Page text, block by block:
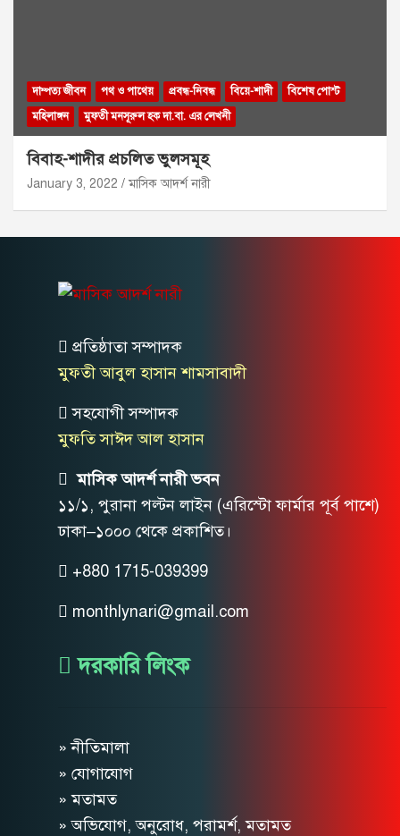
দাম্পত্য জীবন পথ ও পাথেয় প্রবন্ধ-নিবন্ধ বিয়ে-শাদী
বিশেষ পোস্ট
মহিলাঙ্গন
মুফতী মনসূরুল হক দা.বা. এর লেখনী
বিবাহ-শাদীর প্রচলিত ভুলসমূহ
January 3, 2022 মাসিক আদর্শ নারী
প্রতিষ্ঠাতা সম্পাদক
মুফতী আবুল হাসান শামসাবাদী
সহযোগী সম্পাদক
মুফতি সাঈদ আল হাসান
মাসিক আদর্শ নারী ভবন
১১/১, পুরানা পল্টন লাইন (এরিস্টো ফার্মার পূর্ব পাশে)
ঢাকা–১০০০ থেকে প্রকাশিত।
+880 1715-039399
monthlynari@gmail.com
দরকারি লিংক
» নীতিমালা
» যোগাযোগ
» মতামত
» অভিযোগ, অনুরোধ, পরামর্শ, মতামত